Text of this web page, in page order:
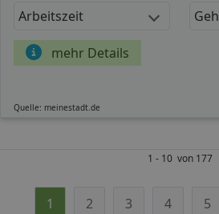
Arbeitszeit
mehr Details
Quelle: meinestadt.de
1 - 10 von 177
1 2 3 4 5